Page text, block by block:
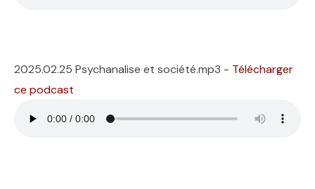
2025.02.25 Psychanalise et société.mp3 - Télécharger
ce podcast